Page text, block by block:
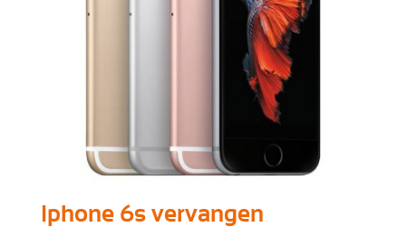
Iphone 6s vervangen